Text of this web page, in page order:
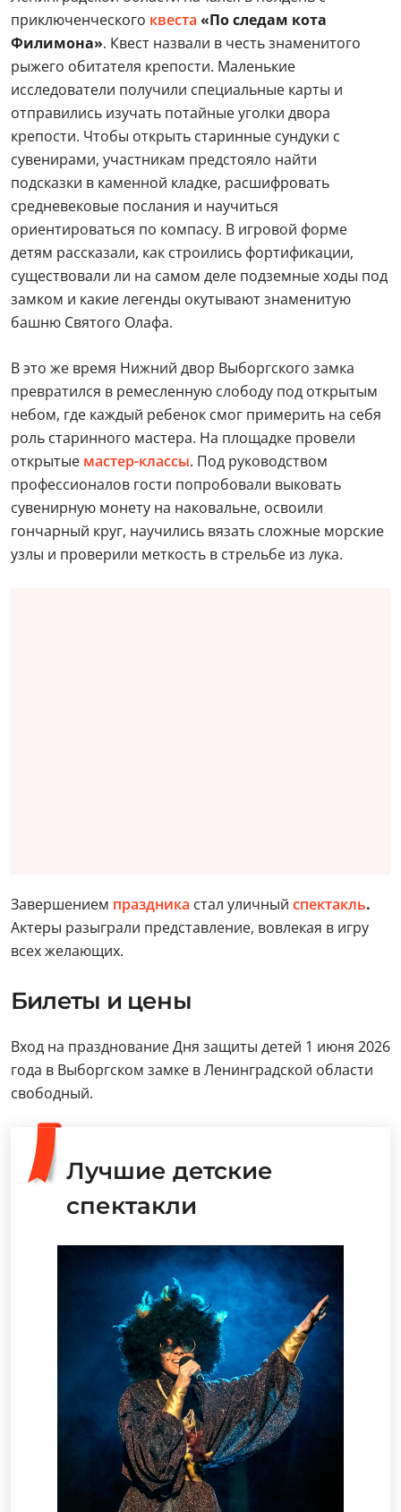
приключенческого квеста «По следам кота
Филимона». Квест назвали в честь знаменитого
рыжего обитателя крепости. Маленькие
исследователи получили специальные карты и
отправились изучать потайные уголки двора
крепости. Чтобы открыть старинные сундуки с
сувенирами, участникам предстояло найти
подсказки в каменной кладке, расшифровать
средневековые послания и научиться
ориентироваться по компасу. В игровой форме
детям рассказали, как строились фортификации,
существовали ли на самом деле подземные ходы под
замком и какие легенды окутывают знаменитую
башню Святого Олафа.
В это же время Нижний двор Выборгского замка
превратился в ремесленную слободу под открытым
небом, где каждый ребенок смог примерить на себя
роль старинного мастера. На площадке провели
открытые мастер-классы. Под руководством
профессионалов гости попробовали выковать
сувенирную монету на наковальне, освоили
гончарный круг, научились вязать сложные морские
узлы и проверили меткость в стрельбе из лука.
Завершением праздника стал уличный спектакль.
Актеры разыграли представление, вовлекая в игру
всех желающих.
Билеты и цены
Вход на празднование Дня защиты детей 1 июня 2026
года в Выборгском замке в Ленинградской области
свободный.
Лучшие детские
спектакли